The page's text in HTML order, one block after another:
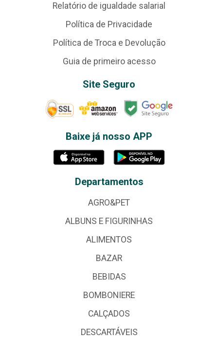
Relatório de igualdade salarial
Política de Privacidade
Política de Troca e Devolução
Guia de primeiro acesso
Site Seguro
Baixe já nosso APP
Departamentos
AGRO&PET
ALBUNS E FIGURINHAS
ALIMENTOS
BAZAR
BEBIDAS
BOMBONIERE
CALÇADOS
DESCARTÁVEIS